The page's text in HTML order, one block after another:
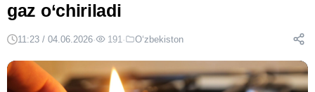
gaz o‘chiriladi
11:23 / 04.06.2026· 191 · O‘zbekiston